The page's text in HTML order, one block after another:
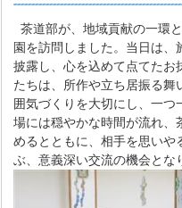
茶道部が、地域貢献の一環
園を訪問しました。当日は
披露し、心を込めて点てたお
たちは、所作や立ち居振る
囲気づくりを大切にし、一つ
場には穏やかな時間が流れ、
めるとともに、相手を思いや
ぶ、意義深い交流の機会とな